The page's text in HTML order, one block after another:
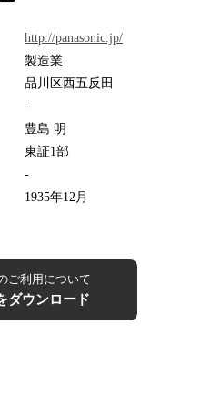
http://panasonic.jp/
製造業
品川区西五反田
-
豊島 明
東証1部
-
1935年12月
ご利用について
ダウンロード